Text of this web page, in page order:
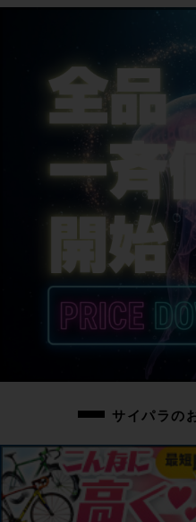
シートポスト
SELLESANMARCO MONZA
中古：A（使用感の少ない美品）
クランクアーム・リアディレーラー
クランプ跡がございますが、その他
となります。
お手数ではございますが別途ご用意
◇付属品に関しましてはお写真に掲
商品コード
cpo-2110215504-bi-038600017
サイパラの